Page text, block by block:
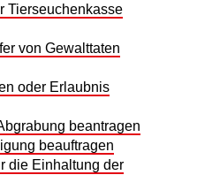
Tierseuchenkasse
von Gewalttaten
oder Erlaubnis
beantragen
beauftragen
die Einhaltung der